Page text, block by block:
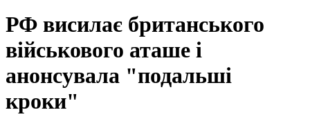
РФ висилає британського
військового аташе і
анонсувала "подальші
кроки"